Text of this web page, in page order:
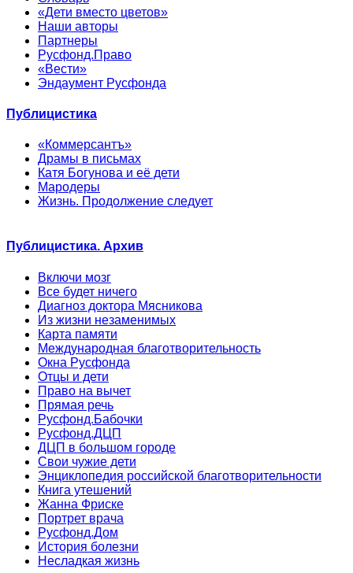
«Дети вместо цветов»
Наши авторы
Партнеры
Русфонд.Право
«Вести»
Эндаумент Русфонда
Публицистика
«Коммерсантъ»
Драмы в письмах
Катя Богунова и её дети
Мародеры
Жизнь. Продолжение следует
Публицистика. Архив
Включи мозг
Все будет ничего
Диагноз доктора Мясникова
Из жизни незаменимых
Карта памяти
Международная благотворительность
Окна Русфонда
Отцы и дети
Право на вычет
Прямая речь
Русфонд.Бабочки
Русфонд.ДЦП
ДЦП в большом городе
Свои чужие дети
Энциклопедия российской благотворительности
Книга утешений
Жанна Фриске
Портрет врача
Русфонд.Дом
История болезни
Несладкая жизнь